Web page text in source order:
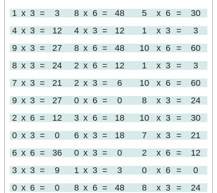
1 x 3 = 3 8 x 6 = 48 5 x 6 =
30
4 x 3 = 12 4 x 3 = 12 1 x 3 =
3
9 x 3 = 27 8 x 6 = 48 10 x 6 =
60
8 x 3 = 24 2 x 6 = 12 1 x 3 =
3
7 x 3 = 21 2 x 3 = 6 10 x 6 =
60
9 x 3 = 27 0 x 6 = 0 8 x 3 =
24
2 x 6 = 12 3 x 6 = 18 10 x 3 =
30
0 x 3 = 0 6 x 3 = 18 7 x 3 =
21
6 x 6 = 36 0 x 3 = 0 2 x 6 =
12
3 x 3 = 9 1 x 3 = 3 0 x 6 =
0
0 x 6 = 0 8 x 6 = 48 8 x 3 =
24